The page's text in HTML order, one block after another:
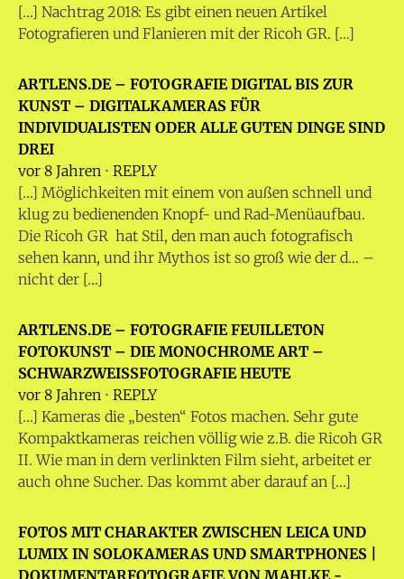
[…] Nachtrag 2018: Es gibt einen neuen Artikel
Fotografieren und Flanieren mit der Ricoh GR. […]
ARTLENS.DE – FOTOGRAFIE DIGITAL BIS ZUR
KUNST – DIGITALKAMERAS FÜR
INDIVIDUALISTEN ODER ALLE GUTEN DINGE SIND
DREI
vor 8 Jahren ⋅ REPLY
[…] Möglichkeiten mit einem von außen schnell und
klug zu bedienenden Knopf- und Rad-Menüaufbau.
Die Ricoh GR hat Stil, den man auch fotografisch
sehen kann, und ihr Mythos ist so groß wie der d… –
nicht der […]
ARTLENS.DE – FOTOGRAFIE FEUILLETON
FOTOKUNST – DIE MONOCHROME ART –
SCHWARZWEISSFOTOGRAFIE HEUTE
vor 8 Jahren ⋅ REPLY
[…] Kameras die „besten“ Fotos machen. Sehr gute
Kompaktkameras reichen völlig wie z.B. die Ricoh GR
II. Wie man in dem verlinkten Film sieht, arbeitet er
auch ohne Sucher. Das kommt aber darauf an […]
FOTOS MIT CHARAKTER ZWISCHEN LEICA UND
LUMIX IN SOLOKAMERAS UND SMARTPHONES |
DOKUMENTARFOTOGRAFIE VON MAHLKE -